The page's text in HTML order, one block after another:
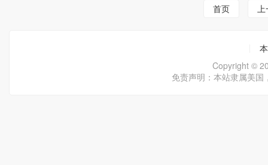
首页
上
Copyright ©
免责声明：本站隶属美